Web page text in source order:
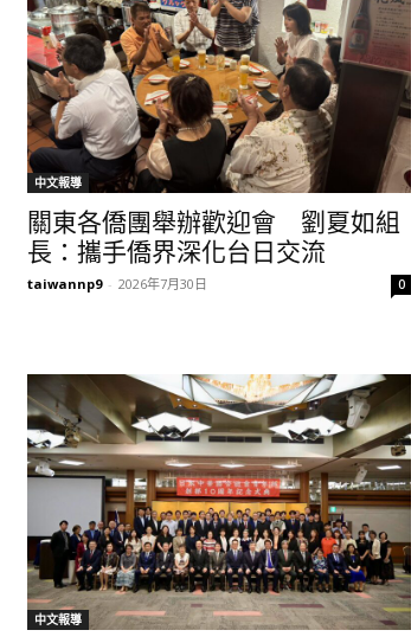
中文報導
關東各僑團舉辦歡迎會 劉夏如組
長：攜手僑界深化台日交流
taiwannp9 - 2026年7月30日 0
中文報導